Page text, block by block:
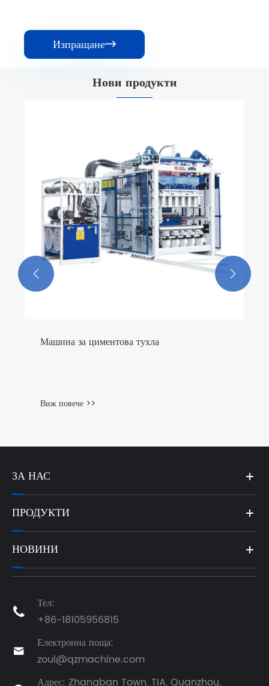
Изпращане
Нови продукти
Машина за циментова тухла
Виж повече >>
 
ЗА НАС
ПРОДУКТИ
НОВИНИ

Тел:
+86-18105956815

Електронна поща:
zoul@qzmachine.com
Адрес: Zhangban Town, TIA, Quanzhou,